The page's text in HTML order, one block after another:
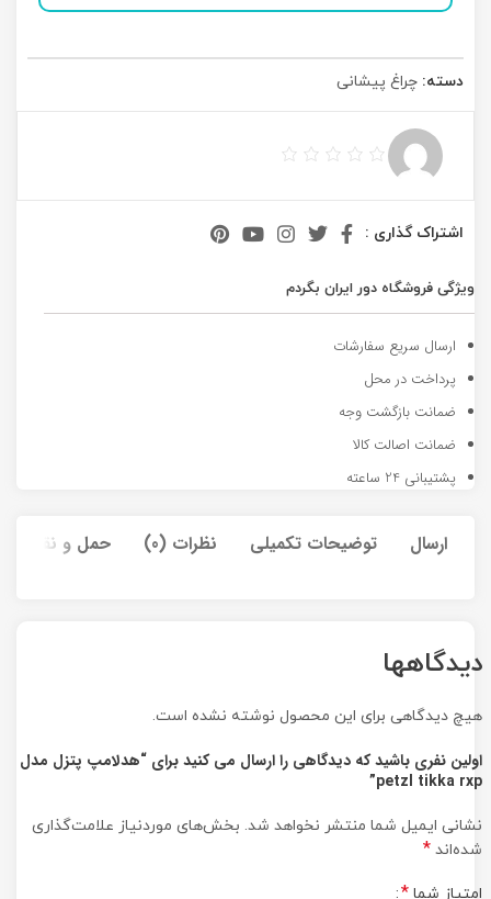
دسته: چراغ پیشانی
اشتراک گذاری :
ویژگی فروشگاه دور ایران بگردم
ارسال سریع سفارشات
پرداخت در محل
ضمانت بازگشت وجه
ضمانت اصالت کالا
پشتیبانی 24 ساعته
ارسال توضیحات تکمیلی نظرات (0) حمل و نقل کالا
دیدگاهها
هیچ دیدگاهی برای این محصول نوشته نشده است.
اولین نفری باشید که دیدگاهی را ارسال می کنید برای “هدلامپ پتزل مدل
petzl tikka rxp”
نشانی ایمیل شما منتشر نخواهد شد. بخش‌های موردنیاز علامت‌گذاری
شده‌اند *
امتیاز شما *